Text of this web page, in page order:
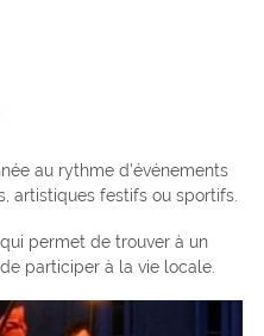
au rythme d’événements
artistiques festifs ou sportifs.
permet de trouver à un
participer à la vie locale.